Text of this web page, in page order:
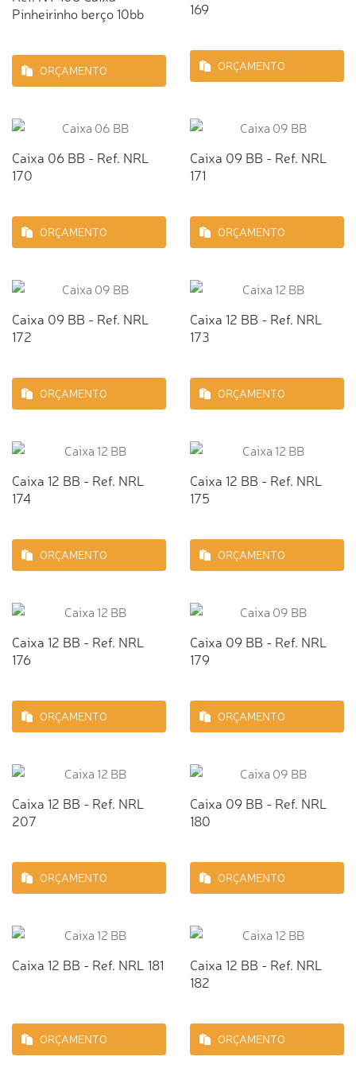
Pinheirinho berço 10bb
ORÇAMENTO
169
ORÇAMENTO
Caixa 06 BB - Ref. NRL
170
ORÇAMENTO
Caixa 09 BB - Ref. NRL
171
ORÇAMENTO
Caixa 09 BB - Ref. NRL
172
ORÇAMENTO
Caixa 12 BB - Ref. NRL
173
ORÇAMENTO
Caixa 12 BB - Ref. NRL
174
ORÇAMENTO
Caixa 12 BB - Ref. NRL
175
ORÇAMENTO
Caixa 12 BB - Ref. NRL
176
ORÇAMENTO
Caixa 09 BB - Ref. NRL
179
ORÇAMENTO
Caixa 12 BB - Ref. NRL
207
ORÇAMENTO
Caixa 09 BB - Ref. NRL
180
ORÇAMENTO
Caixa 12 BB - Ref. NRL 181
ORÇAMENTO
Caixa 12 BB - Ref. NRL
182
ORÇAMENTO